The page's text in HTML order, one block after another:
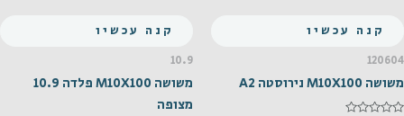
קנה עכשיו
120604
משושה M10X100 נירוסטה A2
קנה עכשיו
10.9
משושה M10X100 פלדה 10.9
מצופה